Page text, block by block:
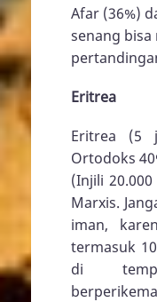
Afar (36%)
senang bisa
Eritrea
Eritrea (5
Ortodoks
(Injili
Marxis.
iman,
termasuk
di